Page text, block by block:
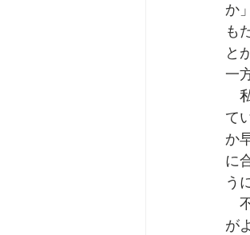
か
も
と
一
て
か
に
う
が